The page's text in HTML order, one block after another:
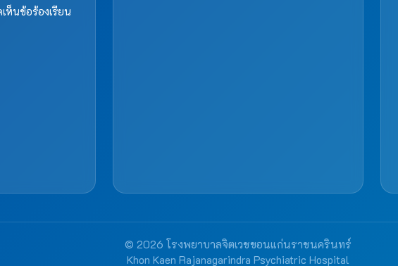
ห็นข้อร้องเรียน
© 2026 โรงพยาบาลจิตเวชขอนแก่นราชนครินทร์
Khon Kaen Rajanagarindra Psychiatric Hospital